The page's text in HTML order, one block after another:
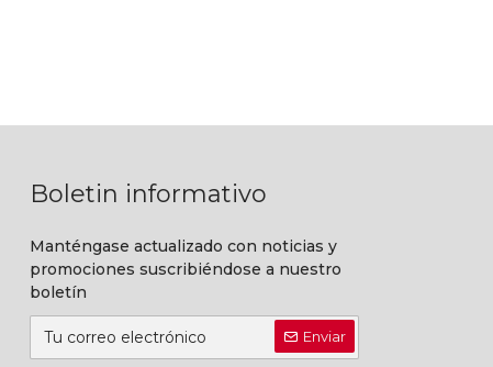
Boletin informativo
Manténgase actualizado con noticias y
promociones suscribiéndose a nuestro
boletín
Enviar